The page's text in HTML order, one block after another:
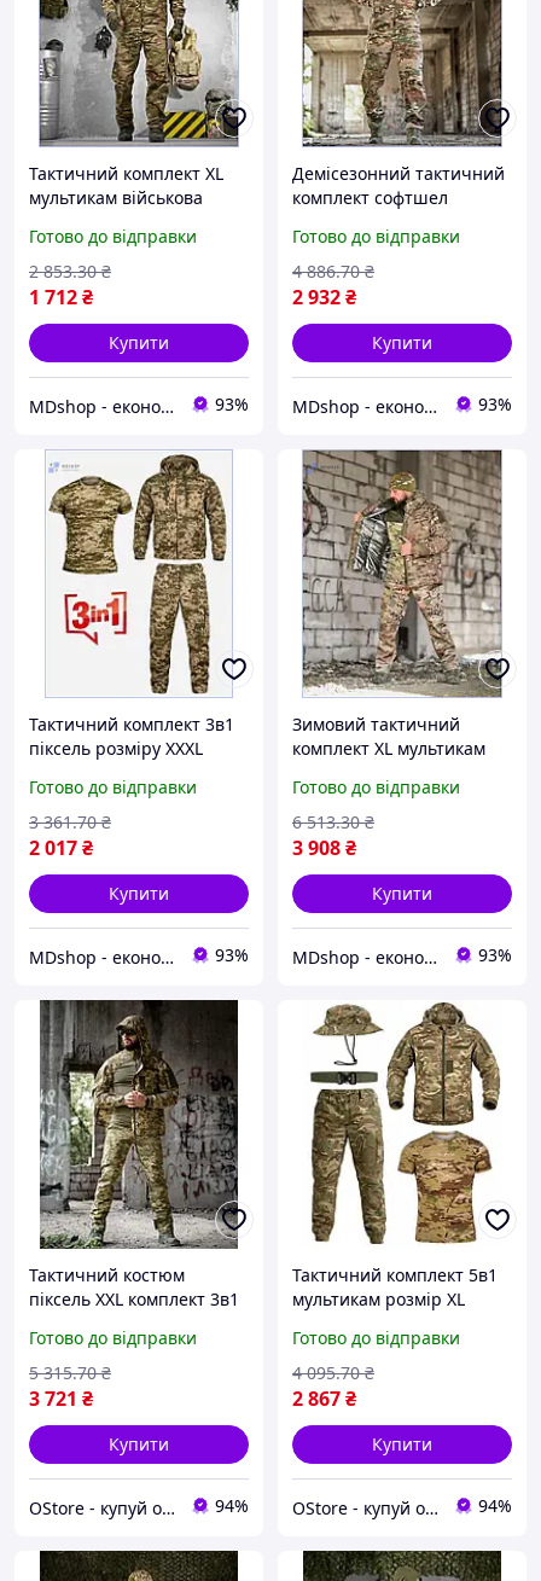
Тактичний комплект XL
мультикам військова
захисників камуфляжний
армійський костюм
МШоп1
Готово до відправки
1 712₴
2 853.30 ₴
Купити
MDshop - економія поруч 93%
Демісезонний тактичний
комплект софтшел
польова форма одяг для
ЗСУ МШоп1
Готово до відправки
2 932₴
4 886.70 ₴
Купити
MDshop - економія поруч 93%
Тактичний комплект 3в1
піксель розміру XXXL
одяг для тренувань
камуфляж МШоп1
Готово до відправки
2 017₴
3 361.70 ₴
Купити
MDshop - економія поруч 93%
Зимовий тактичний
комплект XL мультикам
форма ЗСУ польовий одяг
для захисників МШоп1
Готово до відправки
3 908₴
6 513.30 ₴
Купити
MDshop - економія поруч 93%
Тактичний костюм
піксель XXL комплект 3в1
військова форма одяг для
військових ЗСУ
Готово до відправки
3 721 ₴
5 315.70 ₴
Купити
OStore - купуй онлайн! 94%
Тактичний комплект 5в1
мультикам розмір XL
полювання риболовлі та
туризму
Готово до відправки
2 867₴
4 095.70 ₴
Купити
OStore - купуй онлайн! 94%